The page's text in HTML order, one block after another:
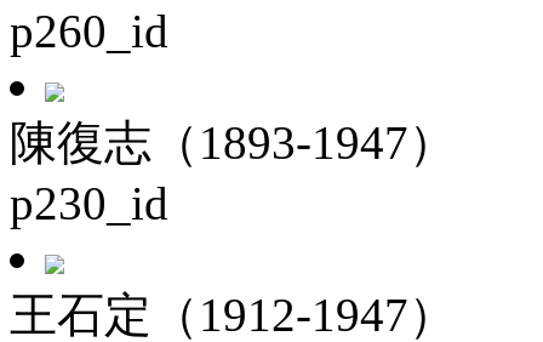
p260_id
陳復志（1893-1947）
p230_id
王石定（1912-1947）